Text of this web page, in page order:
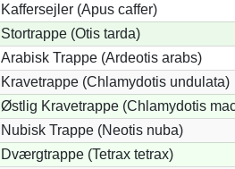
Kaffersejler (Apus caffer)
Stortrappe (Otis tarda)
Arabisk Trappe (Ardeotis arabs)
Kravetrappe (Chlamydotis undulata)
Østlig Kravetrappe (Chlamydotis
Nubisk Trappe (Neotis nuba)
Dværgtrappe (Tetrax tetrax)